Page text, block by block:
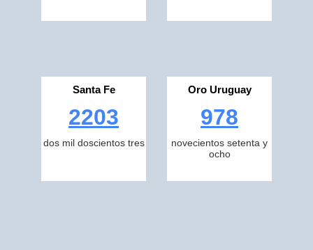
Santa Fe
2203
dos mil doscientos tres
Oro Uruguay
978
novecientos setenta y
ocho